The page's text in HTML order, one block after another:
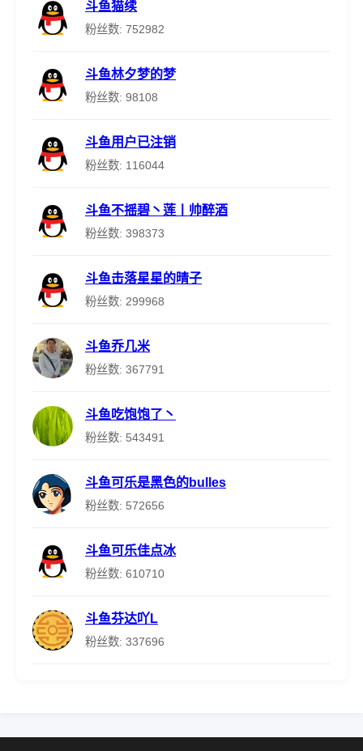
斗鱼猫续
粉丝数: 752982
斗鱼林夕梦的梦
粉丝数: 98108
斗鱼用户已注销
粉丝数: 116044
斗鱼不摇碧丶莲丨帅醉酒
粉丝数: 398373
斗鱼击落星星的晴子
粉丝数: 299968
斗鱼乔几米
粉丝数: 367791
斗鱼吃饱饱了丶
粉丝数: 543491
斗鱼可乐是黑色的bulles
粉丝数: 572656
斗鱼可乐佳点冰
粉丝数: 610710
斗鱼芬达吖L
粉丝数: 337696